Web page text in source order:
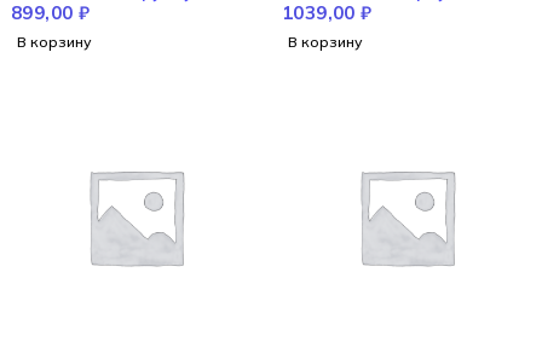
AG119DB
899,00 ₽
В корзину
AG119DB
1039,00 ₽
В корзину